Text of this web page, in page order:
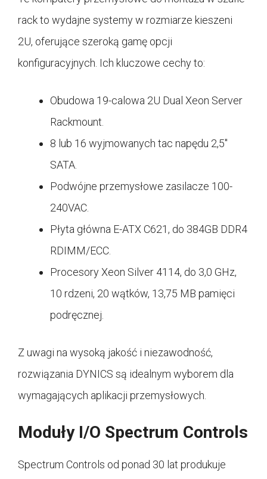
rack to wydajne systemy w rozmiarze kieszeni
2U, oferujące szeroką gamę opcji
konfiguracyjnych. Ich kluczowe cechy to:
Obudowa 19-calowa 2U Dual Xeon Server
Rackmount.
8 lub 16 wyjmowanych tac napędu 2,5″
SATA.
Podwójne przemysłowe zasilacze 100-
240VAC.
Płyta główna E-ATX C621, do 384GB DDR4
RDIMM/ECC.
Procesory Xeon Silver 4114, do 3,0 GHz,
10 rdzeni, 20 wątków, 13,75 MB pamięci
podręcznej.
Z uwagi na wysoką jakość i niezawodność,
rozwiązania DYNICS są idealnym wyborem dla
wymagających aplikacji przemysłowych.
Moduły I/O Spectrum Controls
Spectrum Controls od ponad 30 lat produkuje